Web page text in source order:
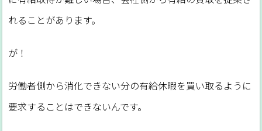
れることがあります。
が！
労働者側から消化できない分の有給休暇を買い取るように
要求することはできないんです。